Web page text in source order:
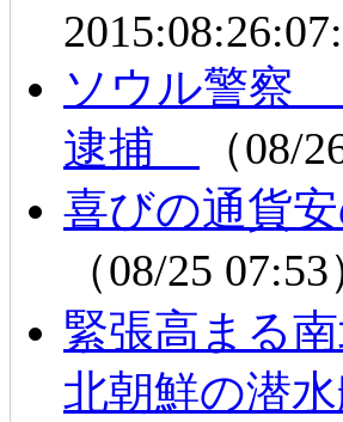
ソウル警察
逮捕
（08/
喜びの通貨
（08/25 07:53
緊張高まる
北朝鮮の潜